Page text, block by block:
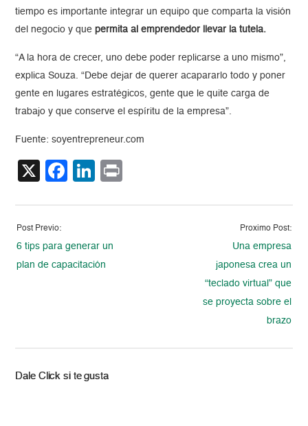
tiempo es importante integrar un equipo que comparta la visión
del negocio y quepermita al emprendedor llevar la tutela.
“A la hora de crecer, uno debe poder replicarse a uno mismo”,
explica Souza. “Debe dejar de querer acapararlo todo y poner
gente en lugares estratégicos, gente que le quite carga de
trabajo y que conserve el espíritu de la empresa”.
Fuente: soyentrepreneur.com
X Facebook
LinkedIn
Post Previo:
6 tips para generar un
plan de capacitación
Proximo Post:
Una empresa
japonesa crea un
“teclado virtual” que
se proyecta sobre el
brazo
Dale Click si te gusta